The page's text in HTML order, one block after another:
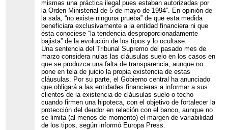
mismas una práctica ilegal pues estaban autorizadas por
la Orden Ministerial de 5 de mayo de 1994”. En opinión de
la sala, “no existe ninguna prueba” de que esta medida
beneficiara exclusivamente a la entidad financiera ni que
ésta conociese “la tendencia desproporcionadamente
bajista” de la evolución de los tipos y lo ocultase.
Una sentencia del Tribunal Supremo del pasado mes de
marzo considera nulas las cláusulas suelo en los casos en
que se produzca una falta de transparencia, aunque no
pone en tela de juicio la propia existencia de estas
cláusulas. Por su parte, el Gobierno central ha anunciado
que obligará a las entidades financieras a informar a sus
clientes de la existencia de cláusulas suelo o techo
cuando firmen una hipoteca, con el objetivo de fortalecer la
protección del deudor en relación con el banco, aunque no
se limita (al menos de momento) el margen de variabilidad
de los tipos, según informó Europa Press.